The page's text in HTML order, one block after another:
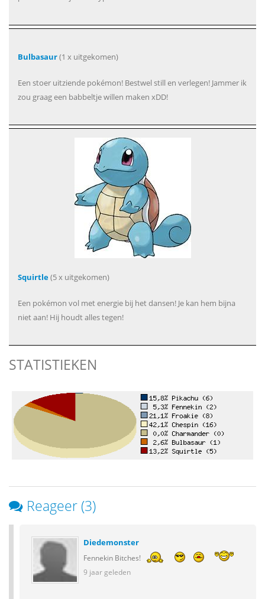
Bulbasaur(1 x uitgekomen)
Een stoer uitziende pokémon! Bestwel still en verlegen! Jammer ik
zou graag een babbeltje willen maken xDD!
Squirtle(5 x uitgekomen)
Een pokémon vol met energie bij het dansen! Je kan hem bijna
niet aan! Hij houdt alles tegen!
STATISTIEKEN
Reageer (3)
Diedemonster
Fennekin Bitches!
9 jaar geleden